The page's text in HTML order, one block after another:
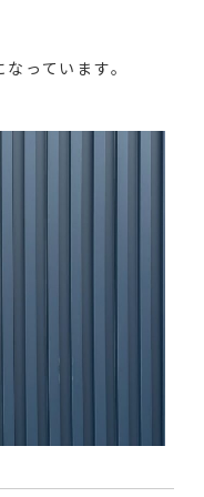
なっています。